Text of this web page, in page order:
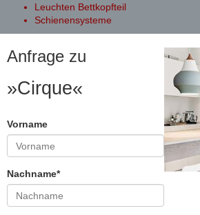
Leuchten Bettkopfteil
Schienensysteme
Anfrage zu
»Cirque«
Vorname
Nachname*